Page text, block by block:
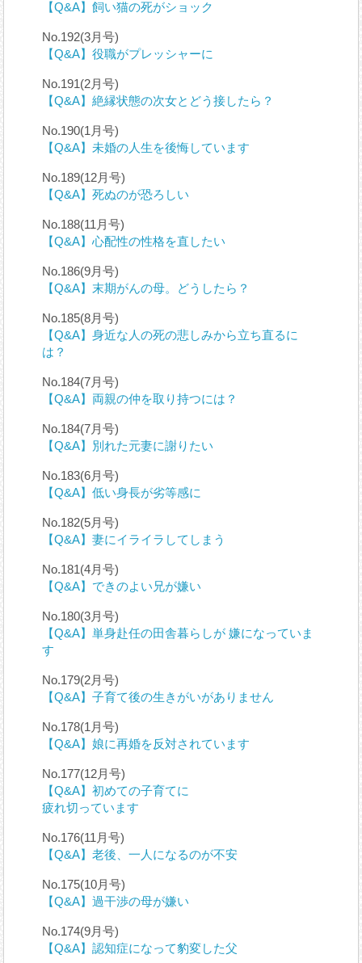
【Q&A】飼い猫の死がショック
No.192(3月号)
【Q&A】役職がプレッシャーに
No.191(2月号)
【Q&A】絶縁状態の次女とどう接したら？
No.190(1月号)
【Q&A】未婚の人生を後悔しています
No.189(12月号)
【Q&A】死ぬのが恐ろしい
No.188(11月号)
【Q&A】心配性の性格を直したい
No.186(9月号)
【Q&A】末期がんの母。どうしたら？
No.185(8月号)
【Q&A】身近な人の死の悲しみから立ち直るに
は？
No.184(7月号)
【Q&A】両親の仲を取り持つには？
No.184(7月号)
【Q&A】別れた元妻に謝りたい
No.183(6月号)
【Q&A】低い身長が劣等感に
No.182(5月号)
【Q&A】妻にイライラしてしまう
No.181(4月号)
【Q&A】できのよい兄が嫌い
No.180(3月号)
【Q&A】単身赴任の田舎暮らしが 嫌になっていま
す
No.179(2月号)
【Q&A】子育て後の生きがいがありません
No.178(1月号)
【Q&A】娘に再婚を反対されています
No.177(12月号)
【Q&A】初めての子育てに
疲れ切っています
No.176(11月号)
【Q&A】老後、一人になるのが不安
No.175(10月号)
【Q&A】過干渉の母が嫌い
No.174(9月号)
【Q&A】認知症になって豹変した父